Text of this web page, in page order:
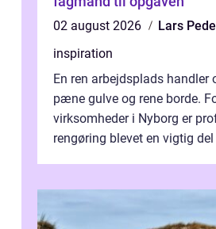
02 august 2026
Lars
inspiration
En ren arbejdsplads handler
pæne gulve og rene borde.
virksomheder i Nyborg er
rengøring blevet en vigtig